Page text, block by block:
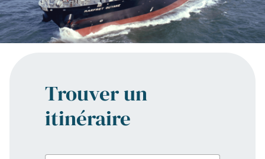
Trouver un
itinéraire